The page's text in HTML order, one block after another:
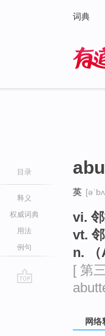
词典
目录
释义
权威词典
用法
例句
英
vi.
vt.
n.
[ 第
网络